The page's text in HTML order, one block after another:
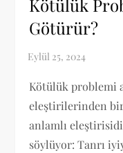
Kötülük
Götürür?
Kötülük problemi
eleştirilerinden
anlamlı
söylüyor: Tanrı